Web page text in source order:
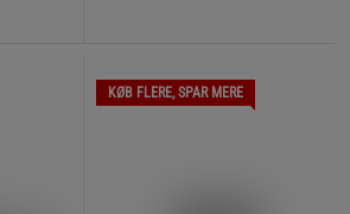
KØB FLERE, SPAR MERE